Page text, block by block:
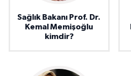
Sağlık Bakanı Prof. Dr.
Kemal Memişoğlu
kimdir?